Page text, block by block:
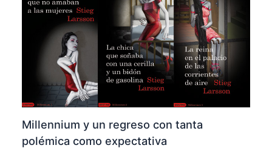
Millennium y un regreso con tanta
polémica como expectativa